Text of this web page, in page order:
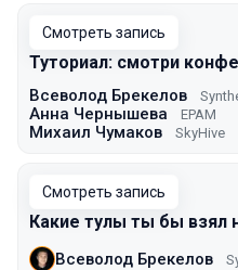
Смотреть запись
Туториал: смотри
Всеволод Брекелов
Анна Чернышева EPAM
Михаил Чумаков SkyHive
Смотреть запись
Какие тулы ты бы взял
Всеволод Брекелов